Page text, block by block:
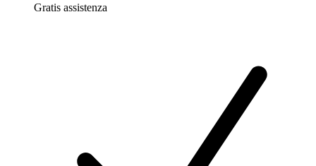
Gratis assistenza